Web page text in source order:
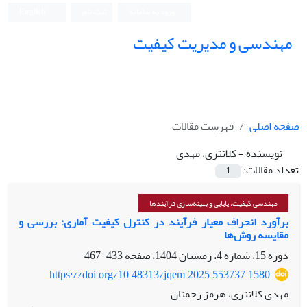
مهندسی و مدیریت کیفیت
صفحه اصلی
فهرست مقالات
نویسنده =کلانتری، مهدی
تعداد مقالات:
1
مهندسی کیفیت، پایایی و بهینه‌سازی فرآیندها
برآورد انحراف معیار فرآیند در کنترل کیفیت آماری: بررسی و
مقایسه‌ روش‌ها
دوره 15، شماره 4، زمستان 1404، صفحه
433-467
https://doi.org/10.48313/jqem.2025.553737.1580
مهدی کلانتری، هرمز رحمتان